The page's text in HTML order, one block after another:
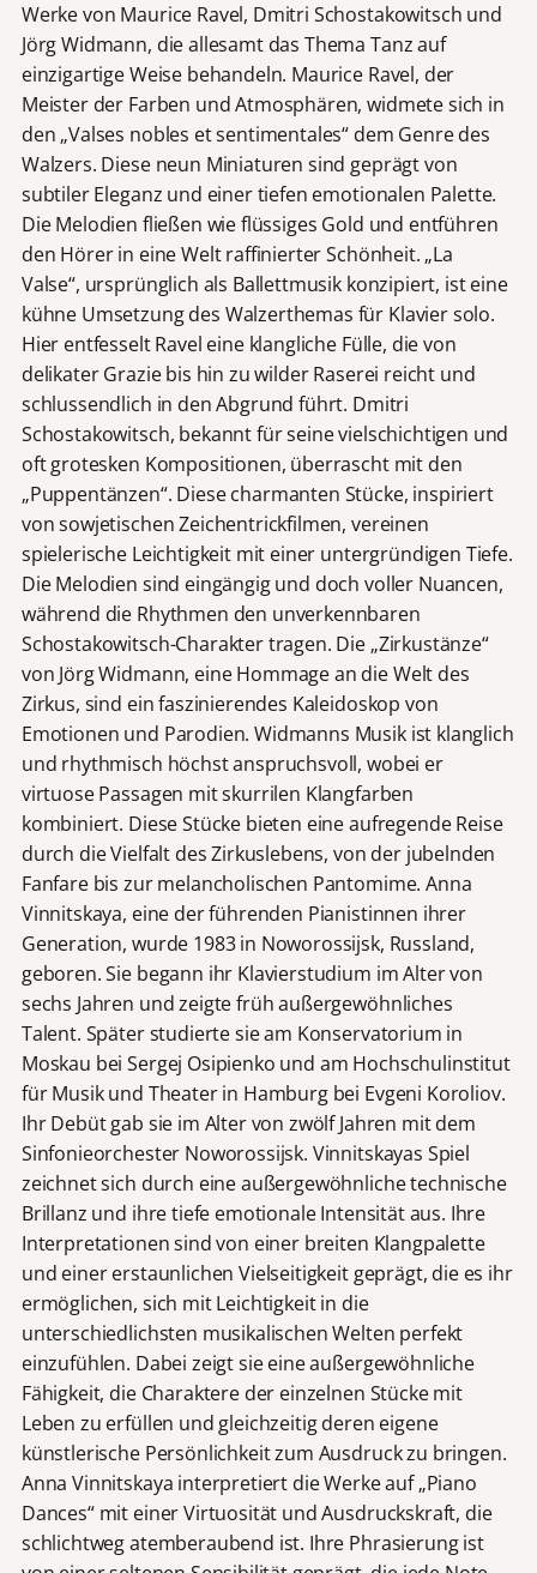
Werke von Maurice Ravel, Dmitri Schostakowitsch und
Jörg Widmann, die allesamt das Thema Tanz auf
einzigartige Weise behandeln. Maurice Ravel, der
Meister der Farben und Atmosphären, widmete sich in
den „Valses nobles et sentimentales“ dem Genre des
Walzers. Diese neun Miniaturen sind geprägt von
subtiler Eleganz und einer tiefen emotionalen Palette.
Die Melodien fließen wie flüssiges Gold und entführen
den Hörer in eine Welt raffinierter Schönheit. „La
Valse“, ursprünglich als Ballettmusik konzipiert, ist eine
kühne Umsetzung des Walzerthemas für Klavier solo.
Hier entfesselt Ravel eine klangliche Fülle, die von
delikater Grazie bis hin zu wilder Raserei reicht und
schlussendlich in den Abgrund führt. Dmitri
Schostakowitsch, bekannt für seine vielschichtigen und
oft grotesken Kompositionen, überrascht mit den
„Puppentänzen“. Diese charmanten Stücke, inspiriert
von sowjetischen Zeichentrickfilmen, vereinen
spielerische Leichtigkeit mit einer untergründigen Tiefe.
Die Melodien sind eingängig und doch voller Nuancen,
während die Rhythmen den unverkennbaren
Schostakowitsch-Charakter tragen. Die „Zirkustänze“
von Jörg Widmann, eine Hommage an die Welt des
Zirkus, sind ein faszinierendes Kaleidoskop von
Emotionen und Parodien. Widmanns Musik ist klanglich
und rhythmisch höchst anspruchsvoll, wobei er
virtuose Passagen mit skurrilen Klangfarben
kombiniert. Diese Stücke bieten eine aufregende Reise
durch die Vielfalt des Zirkuslebens, von der jubelnden
Fanfare bis zur melancholischen Pantomime. Anna
Vinnitskaya, eine der führenden Pianistinnen ihrer
Generation, wurde 1983 in Noworossijsk, Russland,
geboren. Sie begann ihr Klavierstudium im Alter von
sechs Jahren und zeigte früh außergewöhnliches
Talent. Später studierte sie am Konservatorium in
Moskau bei Sergej Osipienko und am Hochschulinstitut
für Musik und Theater in Hamburg bei Evgeni Koroliov.
Ihr Debüt gab sie im Alter von zwölf Jahren mit dem
Sinfonieorchester Noworossijsk. Vinnitskayas Spiel
zeichnet sich durch eine außergewöhnliche technische
Brillanz und ihre tiefe emotionale Intensität aus. Ihre
Interpretationen sind von einer breiten Klangpalette
und einer erstaunlichen Vielseitigkeit geprägt, die es ihr
ermöglichen, sich mit Leichtigkeit in die
unterschiedlichsten musikalischen Welten perfekt
einzufühlen. Dabei zeigt sie eine außergewöhnliche
Fähigkeit, die Charaktere der einzelnen Stücke mit
Leben zu erfüllen und gleichzeitig deren eigene
künstlerische Persönlichkeit zum Ausdruck zu bringen.
Anna Vinnitskaya interpretiert die Werke auf „Piano
Dances“ mit einer Virtuosität und Ausdruckskraft, die
schlichtweg atemberaubend ist. Ihre Phrasierung ist